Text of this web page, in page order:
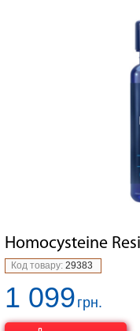
Homocysteine
Код товару: 29383
1 099грн.